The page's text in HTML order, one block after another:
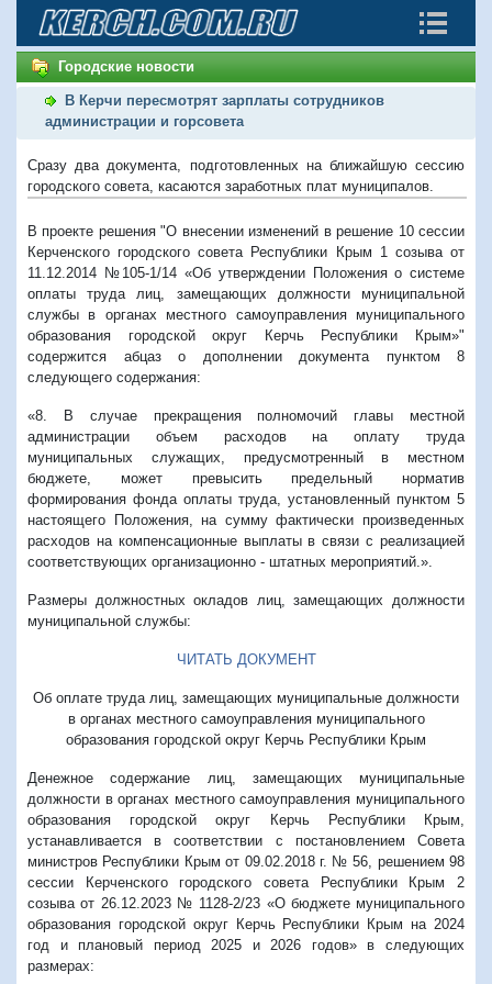
Городские новости
В Керчи пересмотрят зарплаты сотрудников
администрации и горсовета
Сразу два документа, подготовленных на ближайшую сессию
городского совета, касаются заработных плат муниципалов.
В проекте решения "О внесении изменений в решение 10 сессии
Керченского городского совета Республики Крым 1 созыва от
11.12.2014 №105-1/14 «Об утверждении Положения о системе
оплаты труда лиц, замещающих должности муниципальной
службы в органах местного самоуправления муниципального
образования городской округ Керчь Республики Крым»"
содержится абцаз о дополнении документа пунктом 8
следующего содержания:
«8. В случае прекращения полномочий главы местной
администрации объем расходов на оплату труда
муниципальных служащих, предусмотренный в местном
бюджете, может превысить предельный норматив
формирования фонда оплаты труда, установленный пунктом 5
настоящего Положения, на сумму фактически произведенных
расходов на компенсационные выплаты в связи с реализацией
соответствующих организационно - штатных мероприятий.».
Размеры должностных окладов лиц, замещающих должности
муниципальной службы:
ЧИТАТЬ ДОКУМЕНТ
Об оплате труда лиц, замещающих муниципальные должности
в органах местного самоуправления муниципального
образования городской округ Керчь Республики Крым
Денежное содержание лиц, замещающих муниципальные
должности в органах местного самоуправления муниципального
образования городской округ Керчь Республики Крым,
устанавливается в соответствии с постановлением Совета
министров Республики Крым от 09.02.2018 г. № 56, решением 98
сессии Керченского городского совета Республики Крым 2
созыва от 26.12.2023 № 1128-2/23 «О бюджете муниципального
образования городской округ Керчь Республики Крым на 2024
год и плановый период 2025 и 2026 годов» в следующих
размерах: